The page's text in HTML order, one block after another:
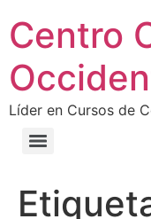
Centro
Líder en Cursos de